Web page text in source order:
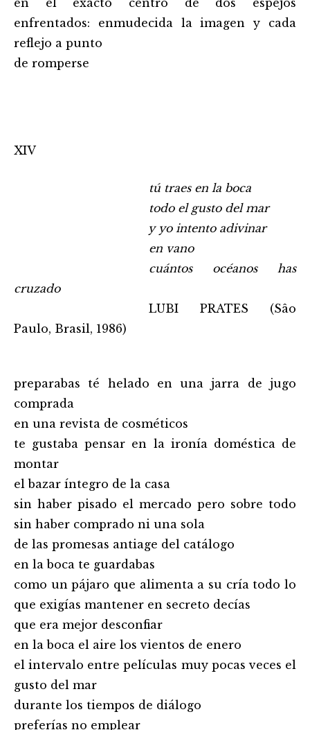
en el exacto centro de dos espejos
enfrentados: enmudecida la imagen y cada
reflejo a punto
de romperse
XIV
tú traes en la boca
todo el gusto del mar
y yo intento adivinar
en vano
cuántos océanos has
cruzado
LUBI PRATES (Sâo
Paulo, Brasil, 1986)
preparabas té helado en una jarra de jugo
comprada
en una revista de cosméticos
te gustaba pensar en la ironía doméstica de
montar
el bazar íntegro de la casa
sin haber pisado el mercado pero sobre todo
sin haber comprado ni una sola
de las promesas antiage del catálogo
en la boca te guardabas
como un pájaro que alimenta a su cría todo lo
que exigías mantener en secreto decías
que era mejor desconfiar
en la boca el aire los vientos de enero
el intervalo entre películas muy pocas veces el
gusto del mar
durante los tiempos de diálogo
preferías no emplear